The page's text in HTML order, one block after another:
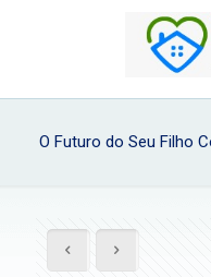
O Futuro do Seu Filho